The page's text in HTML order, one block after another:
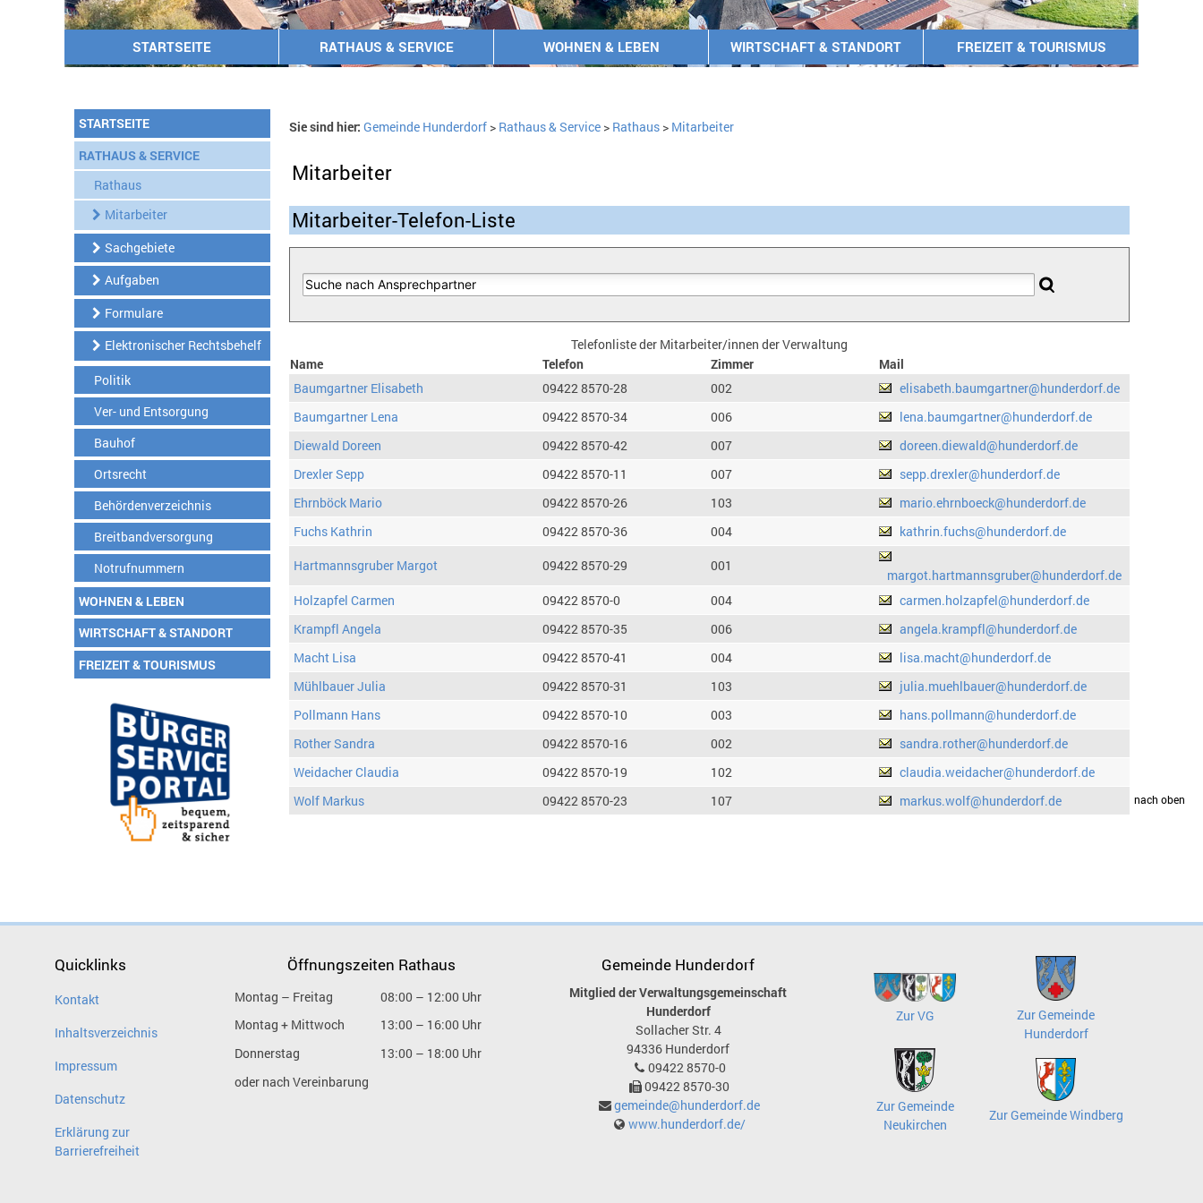
STARTSEITE RATHAUS & SERVICE WOHNEN & LEBEN WIRTSCHAFT & STANDORT FREIZEIT & TOURISMUS
STARTSEITE
RATHAUS & SERVICE
Rathaus
Mitarbeiter
Sachgebiete
Aufgaben
Formulare
Elektronischer Rechtsbehelf
Politik
Ver- und Entsorgung
Bauhof
Ortsrecht
Behördenverzeichnis
Breitbandversorgung
Notrufnummern
WOHNEN & LEBEN
WIRTSCHAFT & STANDORT
FREIZEIT & TOURISMUS
Sie sind hier: Gemeinde Hunderdorf> Rathaus & Service> Rathaus> Mitarbeiter
Mitarbeiter
Mitarbeiter-Telefon-Liste
Telefonliste der Mitarbeiter/innen der Verwaltung
Name
Telefon Zimmer
Mail
Baumgartner Elisabeth
09422 8570-28 002
elisabeth.baumgartner@hunderdorf.de
Baumgartner Lena
09422 8570-34 006
lena.baumgartner@hunderdorf.de
Diewald Doreen
09422 8570-42 007
doreen.diewald@hunderdorf.de
Drexler Sepp
09422 8570-11 007
sepp.drexler@hunderdorf.de
Ehrnböck Mario
09422 8570-26 103
mario.ehrnboeck@hunderdorf.de
Fuchs Kathrin
09422 8570-36 004
kathrin.fuchs@hunderdorf.de
Hartmannsgruber Margot
09422 8570-29 001
margot.hartmannsgruber@hunderdorf.de
Holzapfel Carmen
09422 8570-0 004
carmen.holzapfel@hunderdorf.de
Krampfl Angela
09422 8570-35 006
angela.krampfl@hunderdorf.de
Macht Lisa
09422 8570-41 004
lisa.macht@hunderdorf.de
Mühlbauer Julia
09422 8570-31 103
julia.muehlbauer@hunderdorf.de
Pollmann Hans
09422 8570-10 003
hans.pollmann@hunderdorf.de
Rother Sandra
09422 8570-16 002
sandra.rother@hunderdorf.de
Weidacher Claudia
09422 8570-19 102
claudia.weidacher@hunderdorf.de
Wolf Markus
09422 8570-23 107 markus.wolf@hunderdorf.dedrucken nach oben
Quicklinks
Kontakt
Inhaltsverzeichnis
Impressum
Datenschutz
Erklärung zur
Barrierefreiheit
Öffnungszeiten Rathaus
Montag – Freitag
08:00 – 12:00 Uhr
Montag + Mittwoch
13:00 – 16:00 Uhr
Donnerstag
13:00 – 18:00 Uhr
oder nach Vereinbarung
Gemeinde Hunderdorf
Mitglied der Verwaltungsgemeinschaft
Hunderdorf
Sollacher Str. 4
94336 Hunderdorf
09422 8570-0
09422 8570-30
gemeinde@hunderdorf.de
www.hunderdorf.de/
Zur VG
Zur Gemeinde
Hunderdorf
Zur Gemeinde
Neukirchen
Zur Gemeinde Windberg